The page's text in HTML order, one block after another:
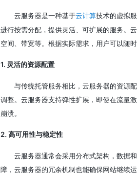
云服务器是一种基于云计算技术的虚拟
进行按需分配，提供灵活、可扩展的服务。
空间、带宽等。根据实际需求，用户可以随
1. 灵活的资源配置
与传统托管服务相比，云服务器的资源
调整。云服务器支持弹性扩展，即使在流量
崩溃。
2. 高可用性与稳定性
云服务器通常会采用分布式架构，数据
障，云服务器的冗余机制也能确保网站继续